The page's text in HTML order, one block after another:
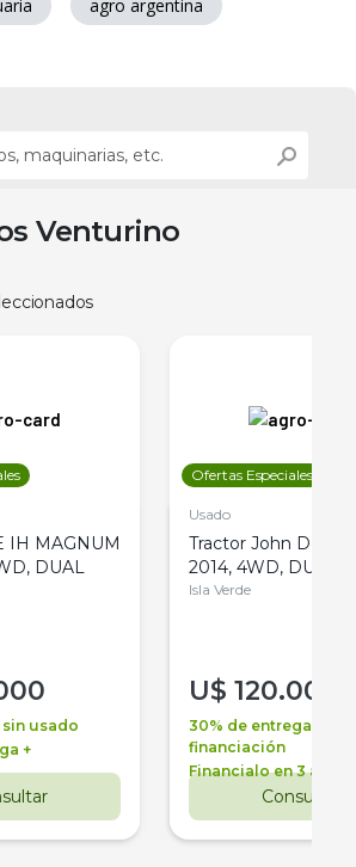
agro argentina
Venturino
IH MAGNUM
DUAL
usado
+
Ofertas Especiales
Usado
Tractor John Deere
2014, 4WD, DUAL
Isla Verde
U$ 120.000
30% de entrega +
financiación
Financialo en 3 años
Consultar